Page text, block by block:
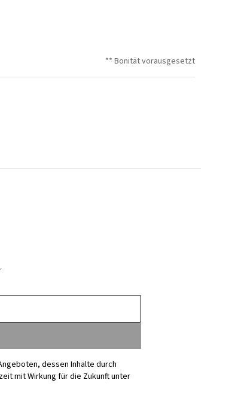
** Bonität vorausgesetzt
dessen Inhalte durch
mit Wirkung für die Zukunft unter